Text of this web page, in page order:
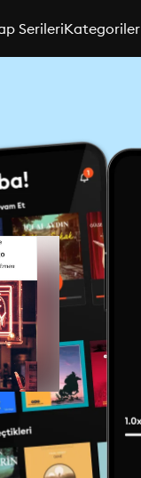
SerileriKategoriler